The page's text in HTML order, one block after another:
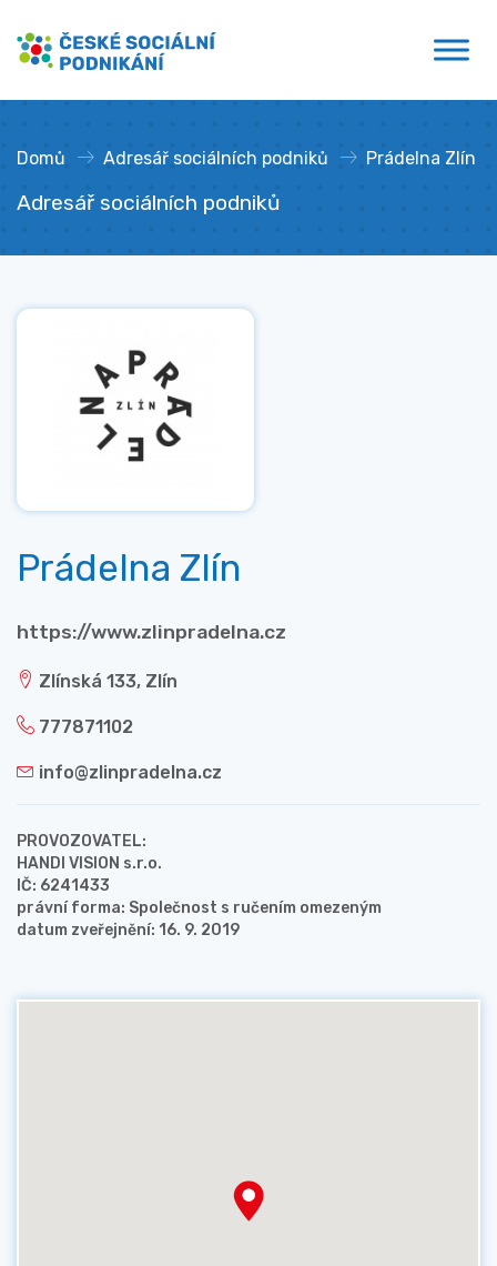
obsahu
České sociální podnikání
Domů » Adresář sociálních podniků » Prádelna Zlín
Adresář sociálních podniků
Prádelna Zlín
https://www.zlinpradelna.cz
Zlínská 133, Zlín
777871102
info@zlinpradelna.cz
PROVOZOVATEL:
HANDI VISION s.r.o.
IČ: 6241433
právní forma: Společnost s ručením omezeným
datum zveřejnění: 16. 9. 2019